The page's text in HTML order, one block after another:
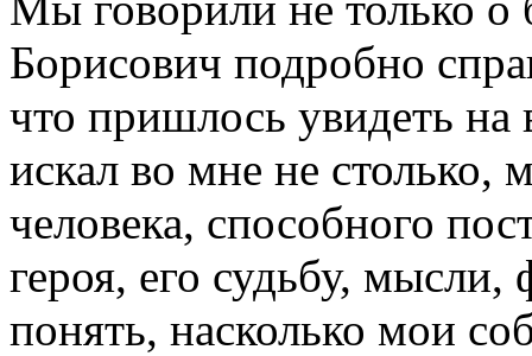
Борисович подробно
что пришлось увидеть
искал во мне не столько,
человека, способного
героя, его судьбу,
понять, насколько мои